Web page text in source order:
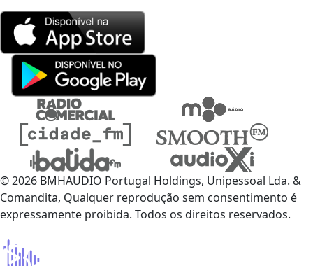
© 2026 BMHAUDIO Portugal Holdings, Unipessoal Lda. &
Comandita, Qualquer reprodução sem consentimento é
expressamente proibida. Todos os direitos reservados.